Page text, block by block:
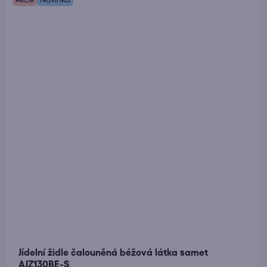
Jídelní židle čalouněná béžová látka samet
AJZ130BE-S